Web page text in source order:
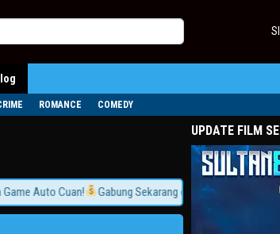
ROMANCE COMEDY
Auto Cuan! Gabung Sekarang dan Rasakan Sensasi
UPDATE FILM